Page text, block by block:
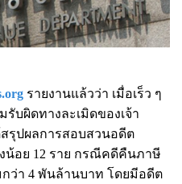
รายงานแล้วว่า เมื่อเร็ว ๆ
บผิดทางละเมิดของเจ้า
รุปผลการสอบสวนอดีต
น้อย 12 ราย กรณีคดีคืนภาษี
ว่า 4 พันล้านบาท โดยมีอดีต